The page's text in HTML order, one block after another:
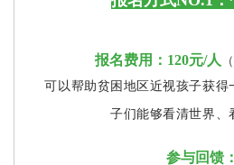
报名费用：120元/人
可以帮助贫困地区近视孩子获得
子们能够看清世界、
参与回馈：